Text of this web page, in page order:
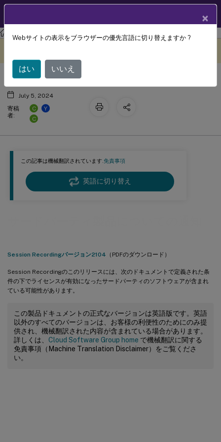
Session Recording Session Recording 2104
この記事は機械翻訳されています.免責事項
英語に切り替え
Session Recordingバージョン2104 （PDFのダウンロード）
Session Recordingのこのリリースには、次のドキュメントで定義された条
件の下でライセンスが有効になったサードパーティのソフトウェアが含まれ
ている可能性があります。
この製品ドキュメントの正式なバージョンは英語版です。英語
以外のすべてのバージョンは、お客様の利便性のためにのみ提
供され、機械翻訳された内容が含まれている場合があります。
詳しくは、 Cloud Software Group home で機械翻訳に関する
免責事項（Machine Translation Disclaimer）をご覧くださ
い。
サードパーティ製品についての通知
July 5, 2024
寄稿
者:
C
Y
C
×
Webサイトの表示をブラウザーの優先言語に切り替えますか ?
はい いいえ